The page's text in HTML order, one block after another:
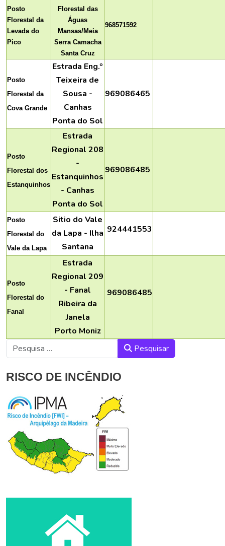
Posto
Florestal da
Levada do
Pico
Florestal das
Águas
Mansas/Meia
Serra Camacha
Santa Cruz
968571592
Posto
Florestal da
Cova Grande
Estrada Eng.º
Teixeira de
Sousa -
Canhas
Ponta do Sol
969086465
Posto
Florestal dos
Estanquinhos
Estrada
Regional 208
-
Estanquinhos
- Canhas
Ponta do Sol
969086485
Posto
Florestal do
Vale da Lapa
Sitio do Vale
da Lapa - Ilha
Santana
924441553
Posto
Florestal do
Fanal
Estrada
Regional 209
- Fanal
Ribeira da
Janela
Porto Moniz
969086485
Pesquisar Pesquisar
RISCO DE INCÊNDIO